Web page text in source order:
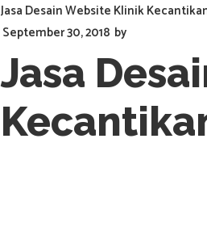
Jasa Desain Website Klinik
September 30, 2018 by
Jasa